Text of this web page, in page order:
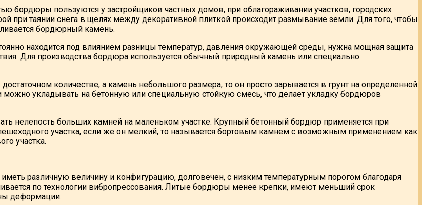
бордюры пользуются у застройщиков частных домов, при облагораживании участков, городских
при таянии снега в щелях между декоративной плиткой происходит размывание земли. Для того, чтобы
бордюрный камень.
находится под влиянием разницы температур, давления окружающей среды, нужна мощная защита
Для производства бордюра используется обычный природный камень или специально
количестве, а камень небольшого размера, то он просто зарывается в грунт на определенной
укладывать на бетонную или специальную стойкую смесь, что делает укладку бордюров
нелепость больших камней на маленьком участке. Крупный бетонный бордюр применяется при
участка, если же он мелкий, то называется бортовым камнем с возможным применением как
участка.
различную величину и конфигурацию, долговечен, с низким температурным порогом благодаря
по технологии вибропрессования. Литые бордюры менее крепки, имеют меньший срок
деформации.